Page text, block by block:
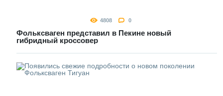
4808 0
Фольксваген представил в Пекине новый
гибридный кроссовер